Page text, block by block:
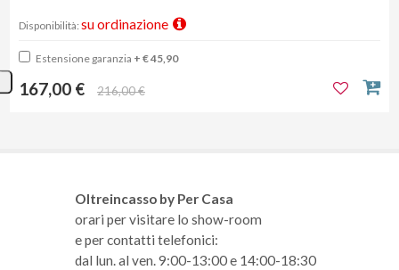
Disponibilità: su ordinazione
Estensione garanzia + € 45,90
167,00 € 216,00 €
Oltreincasso by Per Casa
orari per visitare lo show-room
e per contatti telefonici:
dal lun. al ven. 9:00-13:00 e 14:00-18:30